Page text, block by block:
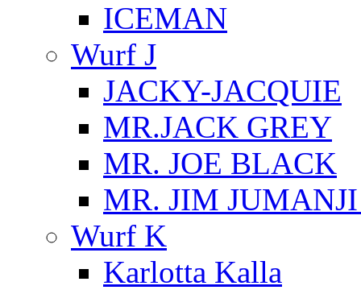
ICEMAN
Wurf J
JACKY-JACQUIE
MR.JACK GREY
MR. JOE BLACK
MR. JIM
Wurf K
Karlotta Kalla